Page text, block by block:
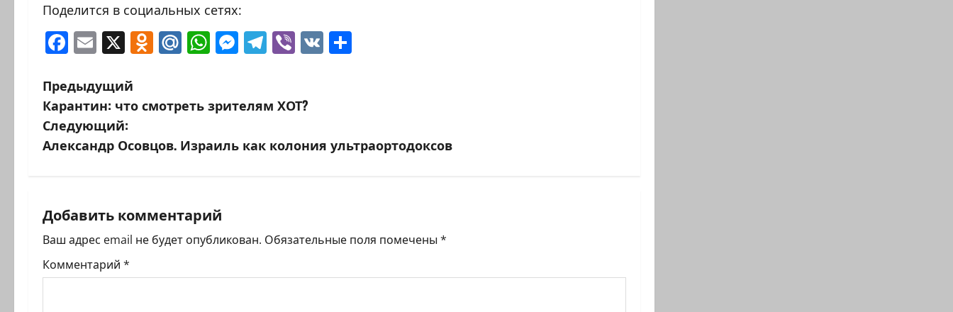
Поделится в социальных сетях:
Facebook
Email
X Odnoklassniki
Mail.Ru
WhatsApp
Messenger
Telegram
Viber
VK
Н
а
в
г
а
ц
Предыдущий
Карантин: что смотреть зрителям ХОТ?
Следующий:
Александр Осовцов. Израиль как колония ультраортодоксов
Добавить комментарий
Ваш адрес email не будет опубликован. Обязательные поля помечены *
Комментарий *